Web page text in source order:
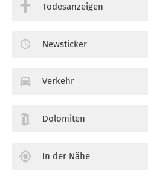
Todesanzeigen
Newsticker
Verkehr
Dolomiten
In der Nähe